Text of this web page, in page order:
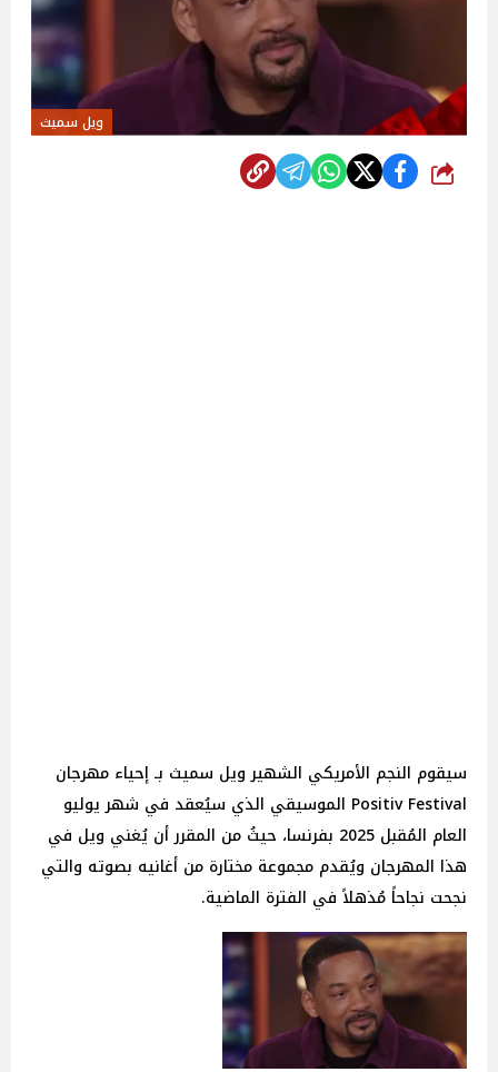
ويل سميث
شارك
سيقوم النجم الأمريكي الشهير ويل سميث بـ إحياء مهرجان
Positiv Festival الموسيقي الذي سيُعقد في شهر يوليو
العام المُقبل 2025 بفرنسا، حيثُ من المقرر أن يُغني ويل في
هذا المهرجان ويُقدم مجموعة مختارة من أغانيه بصوته والتي
نجحت نجاحاً مُذهلاً في الفترة الماضية.